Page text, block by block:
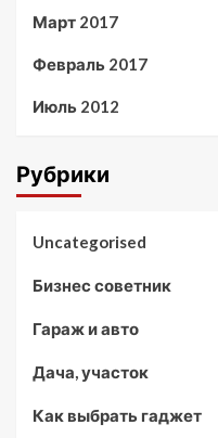
Март 2017
Февраль 2017
Июль 2012
Рубрики
Uncategorised
Бизнес советник
Гараж и авто
Дача, участок
Как выбрать гаджет